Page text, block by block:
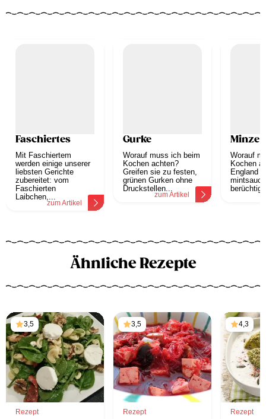
Faschiertes
Mit Faschiertem
werden einige unserer
liebsten Gerichte
zubereitet: vom
Faschierten
Laibchen,...
zum Artikel
Gurke
Worauf muss ich beim
Kochen achten?
Greifen sie zu festen,
grünen Gurken ohne
Druckstellen...
zum Artikel
Minze
Worauf
Kochen
England
Ähnliche Rezepte
3,5
Rezept
3,5
Rezept
4,3
Rezept